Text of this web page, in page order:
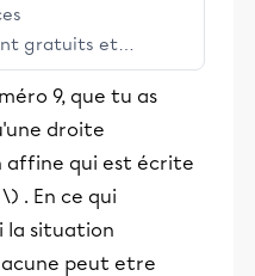
gratuits et
engage les élèves
la réussite
9, que tu as
droite
affine qui est écrite
. En ce qui
la situation
peut etre